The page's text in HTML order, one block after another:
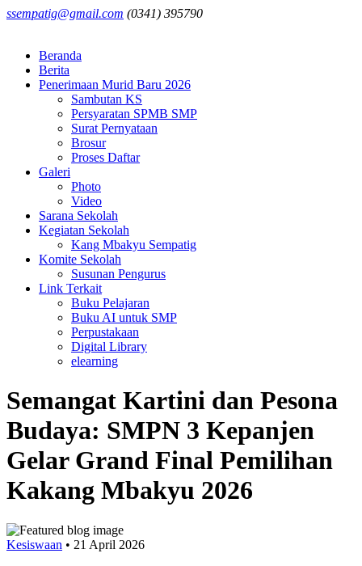
ssempatig@gmail.com (0341) 395790
Beranda
Berita
Penerimaan Murid Baru 2026
Sambutan KS
Persyaratan SPMB SMP
Surat Pernyataan
Brosur
Proses Daftar
Galeri
Photo
Video
Sarana Sekolah
Kegiatan Sekolah
Kang Mbakyu Sempatig
Komite Sekolah
Susunan Pengurus
Link Terkait
Buku Pelajaran
Buku AI untuk SMP
Perpustakaan
Digital Library
elearning
Semangat Kartini dan Pesona
Budaya: SMPN 3 Kepanjen
Gelar Grand Final Pemilihan
Kakang Mbakyu 2026
Kesiswaan • 21 April 2026